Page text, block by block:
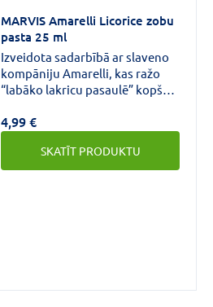
MARVIS Amarelli Licorice zobu
pasta 25 ml
Izveidota sadarbībā ar slaveno
kompāniju Amarelli, kas ražo
“labāko lakricu pasaulē” kopš
Enciklopēdijas autoritatīvā
viedokļa. Marvis lakricas
piparmētras zobupastai ir
izsmalcināta tīra garša, kas sevī
4,99 €
SKATĪT PRODUKTU